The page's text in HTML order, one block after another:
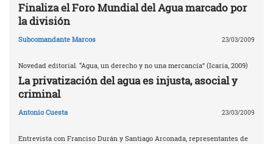
Finaliza el Foro Mundial del Agua marcado por
la división
Subcomandante Marcos 23/03/2009
Novedad editorial. “Agua, un derecho y no una mercancía” (Icaria, 2009)
La privatización del agua es injusta, asocial y
criminal
Antonio Cuesta 23/03/2009
Entrevista con Franciso Durán y Santiago Arconada, representantes de